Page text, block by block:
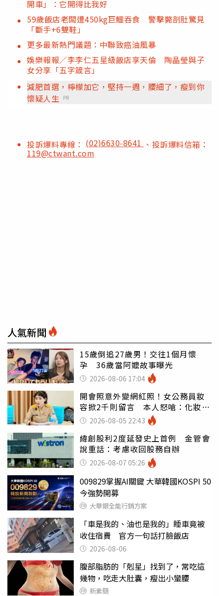
開車」：它開得比我好
59歲飯店老闆遭450kg巨鱷吞食 警擊斃剖肚驚見
「斷手+6雙鞋」
更多最新熱門議題：中聯致癌油風暴
娛樂報報／李李仁五星級飯店享天倫 陶晶瑩與子
女分享「五字箴言」
減肥首選，檸檬加它，堅持一週，腰細了，瘦到你
懷疑人生 PR
投訴爆料專線： (02)6630-8641 、投訴爆料信箱：
119@ctwant.com
人氣新聞
15歲倒追27歲男！交往1個月懷
孕 36歲當阿嬤故事曝光
2026-08-06 17:04
開會照意外變網紅照！女公務員妝
容掀2千則留言 本人怒嗆：化妝有
錯嗎2026-08-05 22:43
緯創股利2度延發史上首例 金管會
說重話：考慮收回股務自辦
2026-08-07 05:26
009829掌握AI關鍵 大華韓國KOSPI 50
今強勢開募
大華銀全能行銷方案
「車是我的、油也是我的」睡車竟被
收住宿費 官方一句話打臉飯店
2026-08-06
腹部脂肪的「剋星」找到了，常吃這
幾物，吃走大肚囊，瘦出小蠻腰
新素簡